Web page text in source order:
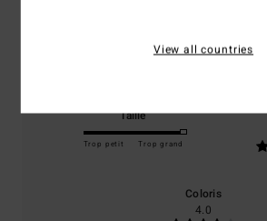
Taille
Trop petit Trop grand
Coloris
4.0
View all countries